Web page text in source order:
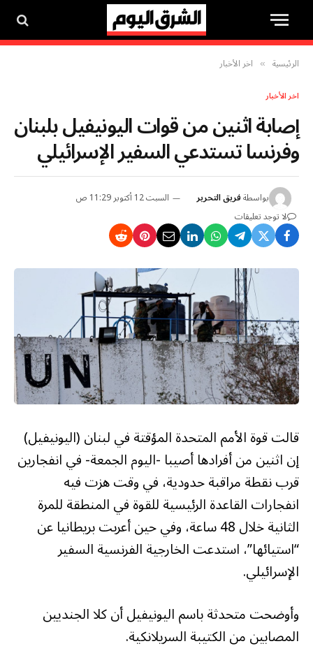
الرئيسية » اخر الأخبار
اخر الأخبار
إصابة اثنين من قوات اليونيفيل بلبنان
وفرنسا تستدعي السفير الإسرائيلي
بواسطةفريق التحرير
السبت 12 أكتوبر 11:29 ص
لا توجد تعليقات
قالت قوة الأمم المتحدة المؤقتة في لبنان (اليونيفيل)
إن اثنين من أفرادها أصيبا -اليوم الجمعة- في انفجارين
قرب نقطة مراقبة حدودية، في وقت هزت فيه
انفجارات القاعدة الرئيسية للقوة في المنطقة للمرة
الثانية خلال 48 ساعة، وفي حين أعربت بريطانيا عن
“استيائها”، استدعت الخارجية الفرنسية السفير
الإسرائيلي.
وأوضحت متحدثة باسم اليونيفيل أن كلا الجنديين
المصابين من الكتيبة السريلانكية.